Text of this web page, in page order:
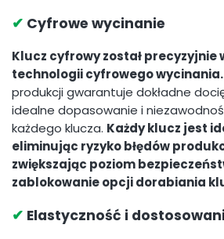
✔ Cyfrowe wycinanie
Klucz cyfrowy został precyzyjnie
technologii cyfrowego wycinania.
produkcji gwarantuje dokładne
idealne dopasowanie i
każdego klucza. Każdy klucz jest
eliminując ryzyko błędów
zwiększając poziom
zablokowanie opcji dorabiania
✔ Elastyczność i